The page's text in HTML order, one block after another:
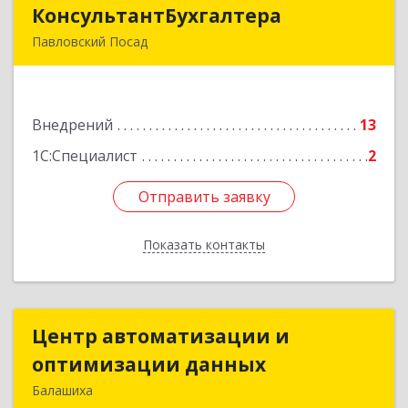
КонсультантБухгалтера
Павловский Посад
Внедрений
13
1С:Специалист
2
Отправить заявку
Показать контакты
КонсультантБухгалтера
Подробнее
Отправить заявку
Назад
Центр автоматизации и
оптимизации данных
Балашиха
Центр автоматизации и
оптимизации данных